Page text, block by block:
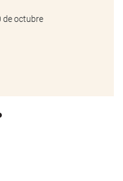
de octubre